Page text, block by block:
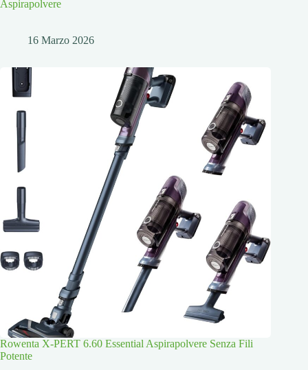
Aspirapolvere
16 Marzo 2026
Rowenta X-PERT 6.60 Essential Aspirapolvere Senza Fili
Potente